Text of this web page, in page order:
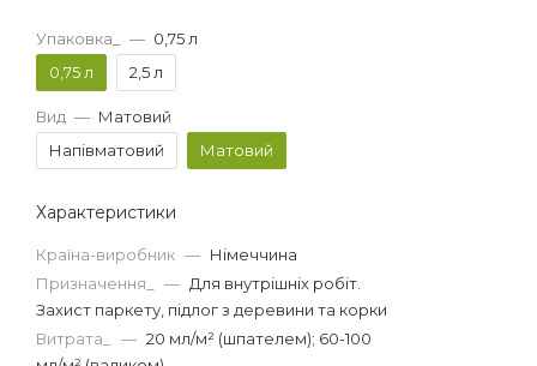
Упаковка_ — 0,75 л
0,75 л
2,5 л
Вид — Матовий
Напівматовий
Матовий
Характеристики
Країна-виробник — Німеччина
Призначення_
— Для внутрішніх робіт.
Захист паркету, підлог з деревини та корки
Витрата_
— 20 мл/м² (шпателем); 60-100